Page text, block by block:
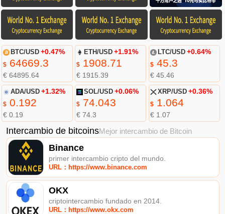
BTC/USD +0.47%
$64669.3
€ 64895.64
ETH/USD +1.91%
$ 1908.71
€ 1915.39
LTC/USD +0.64%
$45.3
€ 45.46
ADA/USD +1.32%
$0.192
€ 0.19
SOL/USD +0.06%
$ 74.043
€ 74.3
XRP/USD +0.36%
$1.064
€ 1.07
Intercambio de bitcoinsMejor intercambio de Bitcoin
Binance
primer intercambio cripto del mundo.
URL：https://www.binance.com
OKX
criptointercambio fundado en 2014.
URL：https://www.okx.com